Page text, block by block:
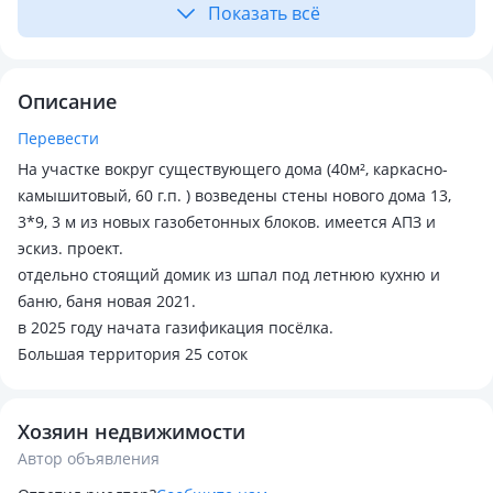
Показать всё
Описание
Перевести
На участке вокруг существующего дома (40м², каркасно-
камышитовый, 60 г.п. ) возведены стены нового дома 13,
3*9, 3 м из новых газобетонных блоков. имеется АПЗ и
эскиз. проект.
отдельно стоящий домик из шпал под летнюю кухню и
баню, баня новая 2021.
в 2025 году начата газификация посёлка.
Большая территория 25 соток
Хозяин недвижимости
Автор объявления